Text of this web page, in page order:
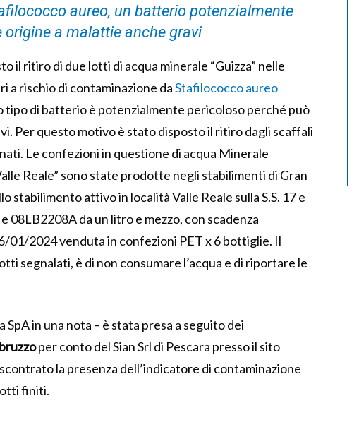
aureo, un batterio potenzialmente
a malattie anche gravi
il ritiro di due lotti di acqua minerale “Guizza” nelle
a rischio di contaminazione daStafilococco aureo
tipo di batterio è potenzialmente pericoloso perché può
Per questo motivo è stato disposto il ritiro dagli scaffali
Le confezioni in questione di acqua Minerale
Reale” sono state prodotte negli stabilimenti di Gran
stabilimento attivo in località Valle Reale sulla S.S. 17 e
da un litro e mezzo, con scadenza
2024 venduta in confezioni PET x 6 bottiglie. Il
segnalati, è di non consumare l’acqua e di riportare le
SpA in una nota – è stata presa a seguito dei
per conto del Sian Srl di Pescara presso il sito
la presenza dell’indicatore di contaminazione
finiti.